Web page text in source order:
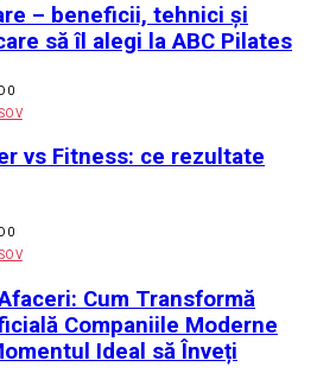
– beneficii, tehnici și
să îl alegi la ABC Pilates
0
vs Fitness: ce rezultate
0
Cum Transformă
Companiile Moderne
Ideal să Înveți